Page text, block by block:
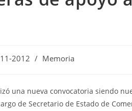
2012 / Memoria
una nueva convocatoria siendo
de Secretario de Estado de